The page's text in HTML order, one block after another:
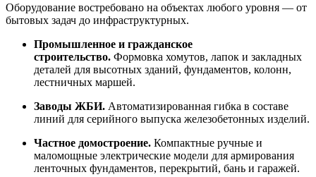
Оборудование востребовано на объектах любого уровня — от
бытовых задач до инфраструктурных.
Промышленное и гражданское
строительство. Формовка хомутов, лапок и закладных
деталей для высотных зданий, фундаментов, колонн,
лестничных маршей.
Заводы ЖБИ. Автоматизированная гибка в составе
линий для серийного выпуска железобетонных изделий.
Частное домостроение. Компактные ручные и
маломощные электрические модели для армирования
ленточных фундаментов, перекрытий, бань и гаражей.